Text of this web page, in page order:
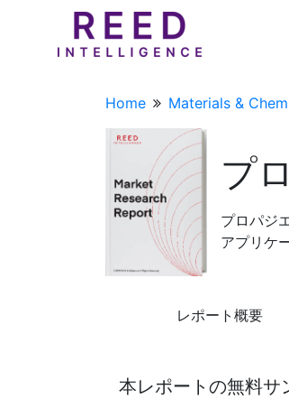
Home Materials &
プ
プロパジ
アプリケ
レポート概要
本レポートの無料サ